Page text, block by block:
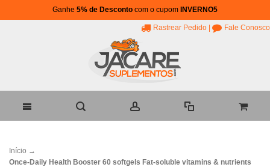
Ganhe 5% de Desconto com o cupom INVERNO5
Rastrear Pedido Fale Conosco
Início →
Once-Daily Health Booster 60 softgels Fat-soluble vitamins & nutrients